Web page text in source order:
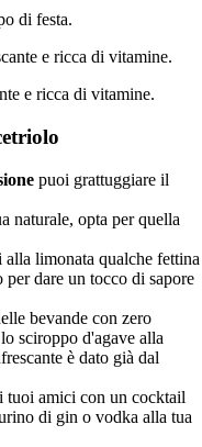
di festa.
e ricca di vitamine.
puoi grattuggiare il
naturale, opta per quella
alla limonata qualche fettina
dare un tocco di sapore
bevande con zero
sciroppo d'agave alla
è dato già dal
tuoi amici con un cocktail
di gin o vodka alla tua